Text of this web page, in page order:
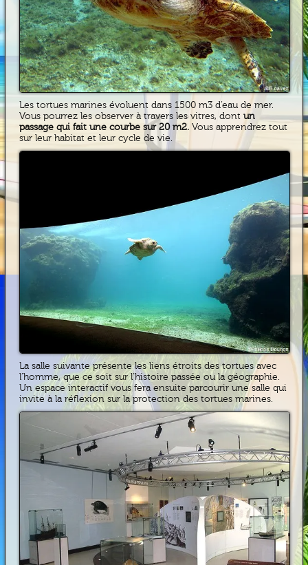
Les tortues marines évoluent dans 1500 m3 d’eau de mer.
Vous pourrez les observer à travers les vitres, dontun
passage qui fait une courbe sur 20 m2. Vous apprendrez tout
sur leur habitat et leur cycle de vie.
La salle suivante présente les liens étroits des tortues avec
l’homme, que ce soit sur l’histoire passée ou la géographie.
Un espace interactif vous fera ensuite parcourir une salle qui
invite à la réflexion sur la protection des tortues marines.